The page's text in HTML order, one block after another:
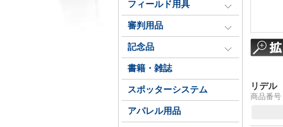
フィールド用具
審判用品
記念品
書籍・雑誌
スポッターシステム
アパレル用品
リデル
商品番